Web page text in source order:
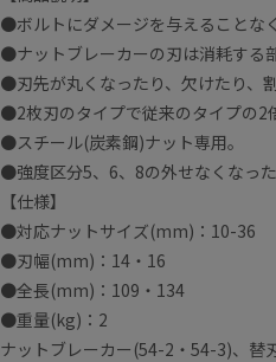
●ボルトにダメージを与えることな
●ナットブレーカーの刃は消耗する
●刃先が丸くなったり、欠けたり、
●2枚刃のタイプで従来のタイプの2
●スチール(炭素鋼)ナット専用。
●強度区分5、6、8の外せなくなった
【仕様】
●対応ナットサイズ(mm)：10-36
●刃幅(mm)：14・16
●全長(mm)：109・134
●重量(kg)：2
ナットブレーカー(54-2・54-3)、